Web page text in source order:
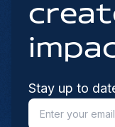
Stay up to